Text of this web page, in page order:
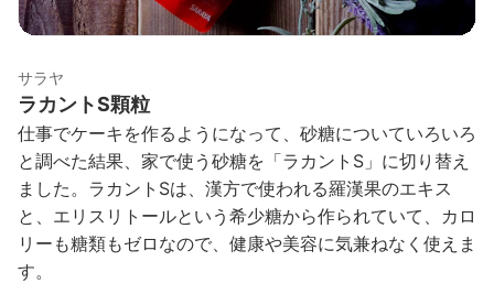
サラヤ
ラカントS顆粒
仕事でケーキを作るようになって、砂糖についていろいろ
と調べた結果、家で使う砂糖を「ラカントS」に切り替え
ました。ラカントSは、漢方で使われる羅漢果のエキス
と、エリスリトールという希少糖から作られていて、カロ
リーも糖類もゼロなので、健康や美容に気兼ねなく使えま
す。